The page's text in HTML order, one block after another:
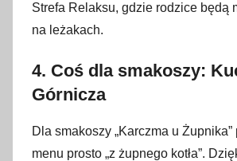
Strefa Relaksu, gdzie rodzice będą
na leżakach.
4. Coś dla smakoszy:
Górnicza
Dla smakoszy „Karczma u
menu prosto „z żupnego kotła”.